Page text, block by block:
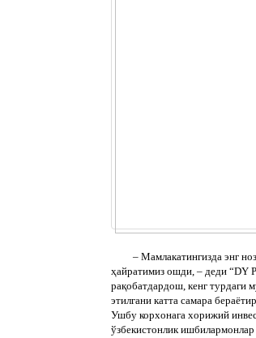
– Мамлакатингизда энг
ҳайратимиз ошди, – деди “DY
рақобатдардош, кенг турдаги
этилгани катта самара
Ушбу корхонага хорижий
ўзбекистонлик